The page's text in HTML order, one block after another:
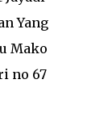
Yang
Mako
no 67